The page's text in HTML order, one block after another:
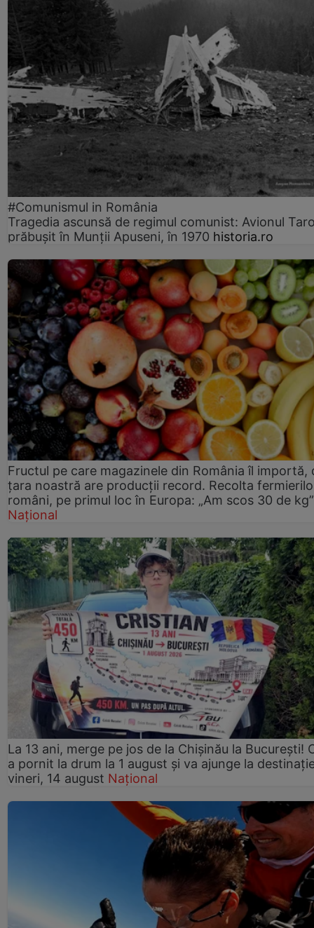
#Comunismul in România
Tragedia ascunsă de regimul comunist: Avionul
prăbușit în Munții Apuseni, în 1970 historia.ro
Fructul pe care magazinele din România îl importă,
țara noastră are producții record. Recolta
români, pe primul loc în Europa: „Am scos 30 de kg”
Național
La 13 ani, merge pe jos de la Chişinău la Bucureşti!
a pornit la drum la 1 august şi va ajunge la
vineri, 14 august Național